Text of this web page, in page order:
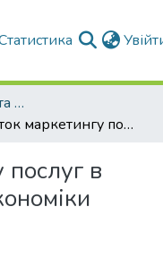
Факультет Економіки та бізнесу
Розвиток маркетингу послуг в аграрному секторі економіки України
послуг в